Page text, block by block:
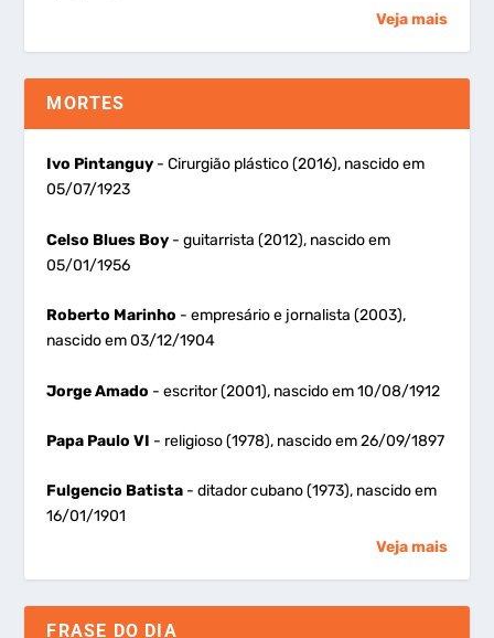
Veja mais
MORTES
Ivo Pintanguy - Cirurgião plástico (2016), nascido em
05/07/1923
Celso Blues Boy - guitarrista (2012), nascido em
05/01/1956
Roberto Marinho - empresário e jornalista (2003),
nascido em 03/12/1904
Jorge Amado - escritor (2001), nascido em 10/08/1912
Papa Paulo VI - religioso (1978), nascido em 26/09/1897
Fulgencio Batista - ditador cubano (1973), nascido em
16/01/1901
Veja mais
FRASE DO DIA